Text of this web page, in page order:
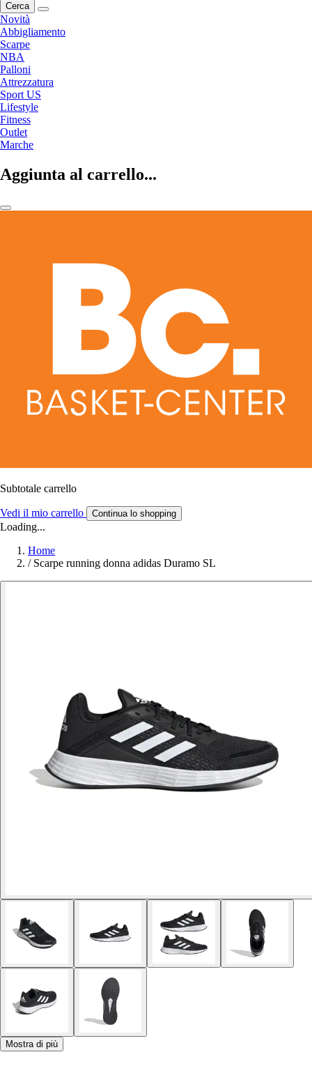
Cerca
Novità
Abbigliamento
Scarpe
NBA
Palloni
Attrezzatura
Sport US
Lifestyle
Fitness
Outlet
Marche
Aggiunta al carrello...
Subtotale carrello
Vedi il mio carrello Continua lo shopping
Loading...
Home
/ Scarpe running donna adidas Duramo SL
Mostra di più